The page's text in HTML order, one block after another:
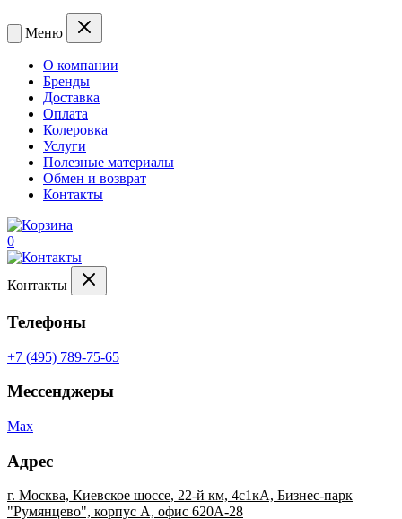
Меню
О компании
Бренды
Доставка
Оплата
Колеровка
Услуги
Полезные материалы
Обмен и возврат
Контакты
0
Контакты
Телефоны
+7 (495) 789-75-65
Мессенджеры
Max
Адрес
г. Москва, Киевское шоссе, 22-й км, 4с1кА, Бизнес-парк
"Румянцево", корпус А, офис 620А-28